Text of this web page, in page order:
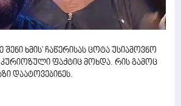
შენი ხმის' ჩაწერისას ცოტა უსიამოვნო
ფაქტიც მოხდა. რის გამოც
დაატოვებინეს.